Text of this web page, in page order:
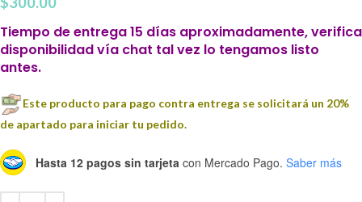
Tiempo de entrega 15 días aproximadamente, verifica
disponibilidad vía chat tal vez lo tengamos listo
antes.
Este producto para pago contra entrega se solicitará un 20%
de apartado para iniciar tu pedido.
Hasta 12 pagos sin tarjeta con Mercado Pago. Saber más